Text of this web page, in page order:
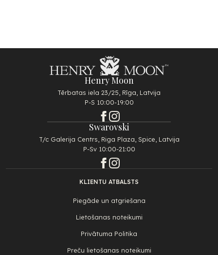
Henry Moon
Tērbatas iela 23/25, Rīga, Latvija
P-S 10:00-19:00
Swarovski
T/c Galerija Centrs, Riga Plaza, Spice, Latvija
P-Sv 10:00-21:00
KLIENTU ATBALSTS
Piegāde un atgriešana
Lietošanas noteikumi
Privātuma Politika
Preču lietošanas noteikumi